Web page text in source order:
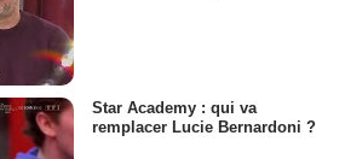
Star Academy : qui va
remplacer Lucie Bernardoni ?